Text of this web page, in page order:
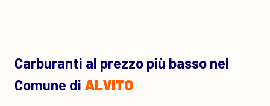
Carburanti al prezzo più basso nel
Comune di ALVITO